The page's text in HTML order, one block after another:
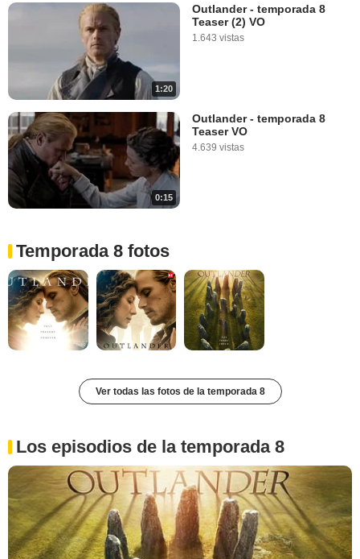
1:20
Outlander - temporada 8
Teaser (2) VO
1.643 vistas
0:15
Outlander - temporada 8
Teaser VO
4.639 vistas
Temporada 8 fotos
Ver todas las fotos de la temporada 8
Los episodios de la temporada 8